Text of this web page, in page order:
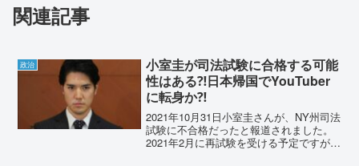
関連記事
政治
小室圭が司法試験に合格する可能
性はある⁈日本帰国でYouTuber
に転身か⁈
2021年10月31日小室圭さんが、NY州司法
試験に不合格だったと報道されました。
2021年2月に再試験を受ける予定ですが、